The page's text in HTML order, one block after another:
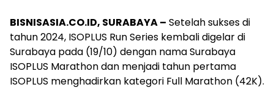
BISNISASIA.CO.ID, SURABAYA – Setelah sukses di
tahun 2024, ISOPLUS Run Series kembali digelar di
Surabaya pada (19/10) dengan nama Surabaya
ISOPLUS Marathon dan menjadi tahun pertama
ISOPLUS menghadirkan kategori Full Marathon (42K).